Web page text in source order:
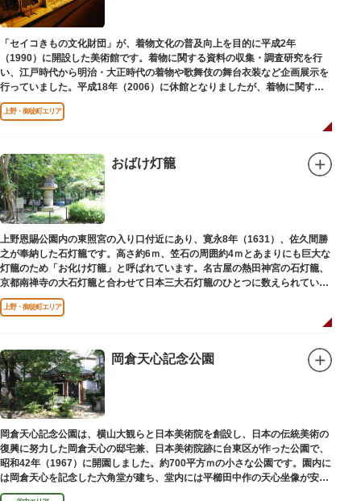
グッズの販売もありますのでお立ち寄りの際にはぜひ覗いてみてください
ね。
「セイコきもの文化財団」が、着物文化の普及向上を目的に平成2年
（1990）に開設した美術館です。着物に関する資料の収集・調査研究を行
い、江戸時代から明治・大正時代の着物や歌舞伎の舞台衣装など企画展示を
行っていました。平成18年（2006）に休館となりましたが、着物に関する
調査研究等は引き続き本財団で行っています。
平成18年（2006）に休館
上野・御徒町エリア
おばけ灯籠
上野恩賜公園内の東照宮の入り口付近にあり、寛永8年（1631）、佐久間勝
之が奉納した石灯籠です。高さ約6ｍ、笠石の周囲約4ｍとあまりにも巨大な
灯籠のため「お化け灯籠」と呼ばれています。名古屋の熱田神宮の石灯籠、
京都南禅寺の大石灯籠と合わせて日本三大石灯籠のひとつに数えられていま
す。
上野・御徒町エリア
岡倉天心記念公園
岡倉天心記念公園は、横山大観らと日本美術院を創設し、日本の伝統美術の
復興に努力した岡倉天心の邸宅兼、日本美術院跡に台東区が作った公園で、
昭和42年（1967）に開園しました。約700平方ｍの小さな公園です。園内に
は岡倉天心を記念した六角堂が建ち、堂内には平櫛田中作の天心坐像が安置
されています。